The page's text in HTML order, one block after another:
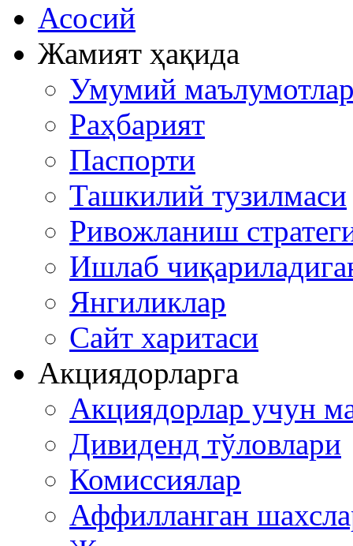
Асосий
Жамият ҳақида
Умумий
Раҳбарият
Паспорти
Ташкилий тузилмаси
Ривожланиш
Ишлаб
Янгиликлар
Сайт харитаси
Акциядорларга
Акциядорлар учун
Дивиденд тўловлари
Комиссиялар
Аффилланган